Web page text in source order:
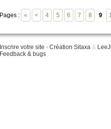
Pages : « < 4 5 6 7 8 9
Inscrire votre site • Création Sitaxa &
Feedback & bugs